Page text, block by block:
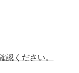
ください。